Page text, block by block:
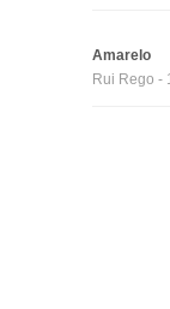
Amarelo
Rui Rego -